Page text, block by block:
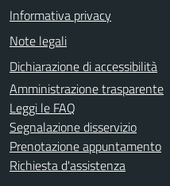
Informativa privacy
Note legali
Dichiarazione di accessibilità
Amministrazione trasparente
Leggi le FAQ
Segnalazione disservizio
Prenotazione appuntamento
Richiesta d'assistenza